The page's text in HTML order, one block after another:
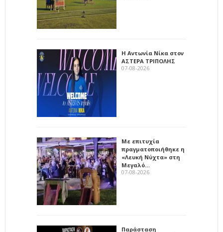
Η Αντωνία Νίκα στον
ΑΣΤΕΡΑ ΤΡΙΠΟΛΗΣ
07-08-2026
Με επιτυχία
πραγματοποιήθηκε η
«Λευκή Νύχτα» στη
Μεγαλό…
07-08-2026
Παράσταση